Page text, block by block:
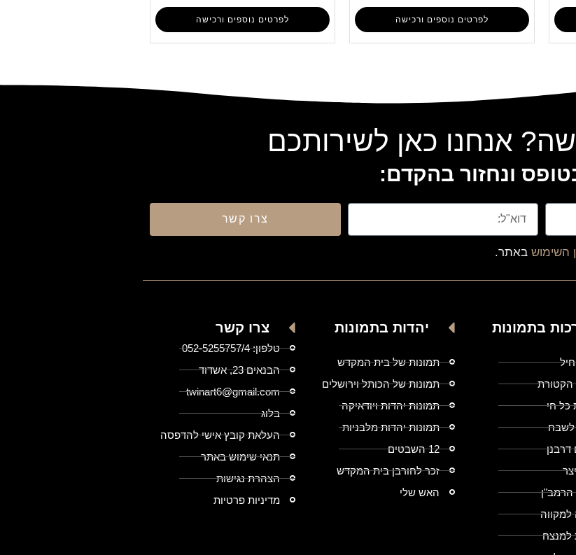
לפרטים נוספים ורכישה לפרטים נוספים ורכישה
אנחנו כאן לשירותכם
ונחזור בהקדם:
השימוש באתר.
צרו קשר
בתמונות
הקטורת
כל חי
לשבח
דרבנן
הרמב"ן
למקווה
למנצח
יהדות בתמונות
תמונות של בית המקדש
תמונות של הכותל וירושלים
תמונות יהדות ויודאיקה
תמונות יהדות מלבניות
12 השבטים
זכר לחורבן בית המקדש
האש שלי
צרו קשר
טלפון: 052-5255757/4
הבנאים 23, אשדוד
twinart6@gmail.com
בלוג
העלאת קובץ אישי להדפסה
תנאי שימוש באתר
הצהרת נגישות
מדיניות פרטיות